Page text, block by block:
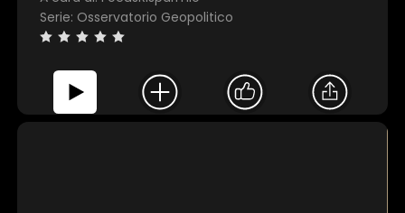
Serie: Osservatorio Geopolitico